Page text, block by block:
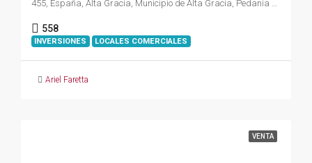
558
INVERSIONES LOCALES COMERCIALES
Ariel Faretta
VENTA